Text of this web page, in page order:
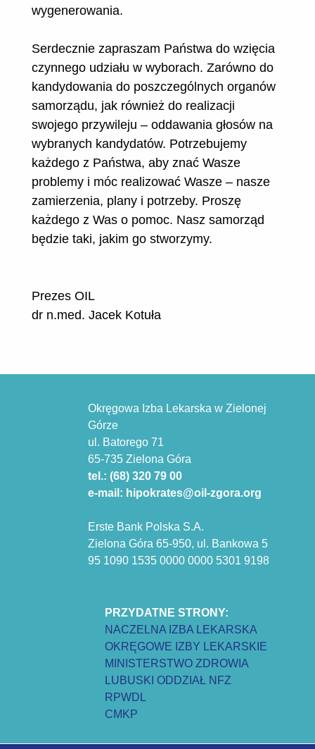
wygenerowania.
Serdecznie zapraszam Państwa do wzięcia
czynnego udziału w wyborach. Zarówno do
kandydowania do poszczególnych organów
samorządu, jak również do realizacji
swojego przywileju – oddawania głosów na
wybranych kandydatów. Potrzebujemy
każdego z Państwa, aby znać Wasze
problemy i móc realizować Wasze – nasze
zamierzenia, plany i potrzeby. Proszę
każdego z Was o pomoc. Nasz samorząd
będzie taki, jakim go stworzymy.
Prezes OIL
dr n.med. Jacek Kotuła
Okręgowa Izba Lekarska w Zielonej
Górze
ul. Batorego 71
65-735 Zielona Góra
tel.: (68) 320 79 00
e-mail: hipokrates@oil-zgora.org
Erste Bank Polska S.A.
Zielona Góra 65-950, ul. Bankowa 5
95 1090 1535 0000 0000 5301 9198
PRZYDATNE STRONY:
NACZELNA IZBA LEKARSKA
OKRĘGOWE IZBY LEKARSKIE
MINISTERSTWO ZDROWIA
LUBUSKI ODDZIAŁ NFZ
RPWDL
CMKP